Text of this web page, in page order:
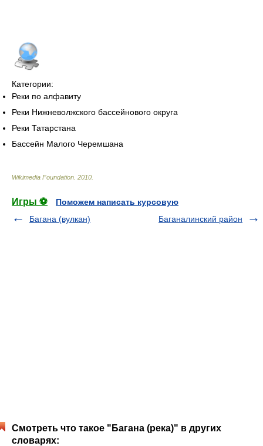
Категории:
Реки по алфавиту
Реки Нижневолжского бассейнового округа
Реки Татарстана
Бассейн Малого Черемшана
Wikimedia Foundation 2010
Игры ⚽
Поможем написать курсовую
Багана (вулкан)
Баганалинский район
Смотреть что такое "Багана (река)" в других
словарях: